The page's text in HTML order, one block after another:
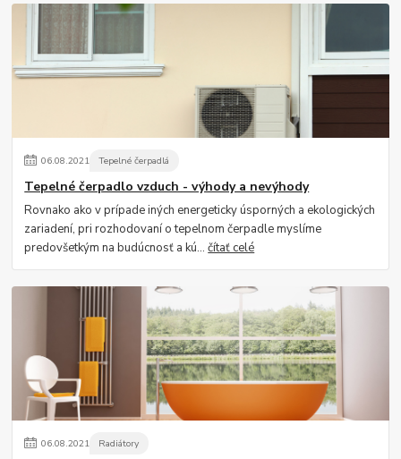
06.08.2021 Tepelné čerpadlá
Tepelné čerpadlo vzduch - výhody a nevýhody
Rovnako ako v prípade iných energeticky úsporných a ekologických
zariadení, pri rozhodovaní o tepelnom čerpadle myslíme
predovšetkým na budúcnosť a kú...čítať celé
06.08.2021 Radiátory